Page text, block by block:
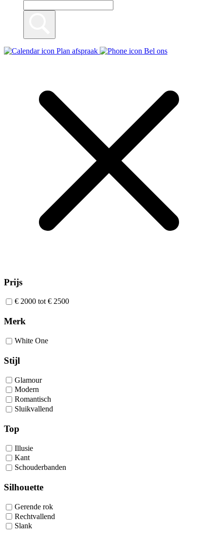
Plan afspraak Bel ons
Prijs
€ 2000 tot € 2500
Merk
White One
Stijl
Glamour
Modern
Romantisch
Sluikvallend
Top
Illusie
Kant
Schouderbanden
Silhouette
Gerende rok
Rechtvallend
Slank